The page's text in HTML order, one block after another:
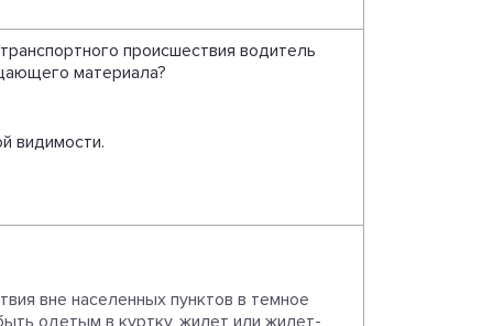
происшествия водитель
материала?
видимости.
вне населенных пунктов в темное
одетым в куртку, жилет или жилет-